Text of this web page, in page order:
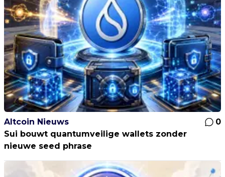
Altcoin Nieuws
0
Sui bouwt quantumveilige wallets zonder
nieuwe seed phrase